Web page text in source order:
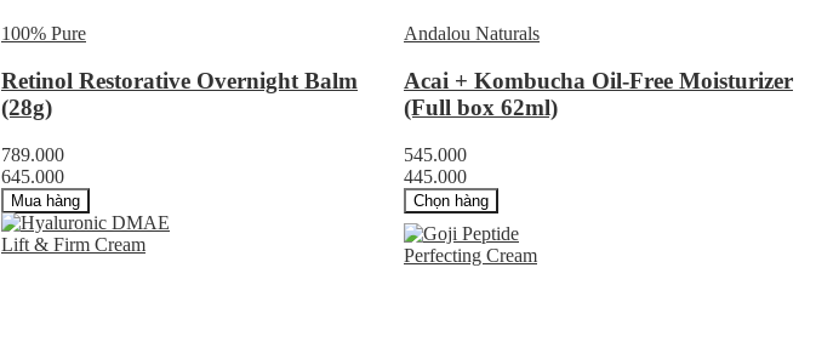
100% Pure
Retinol Restorative Overnight Balm
(28g)
789.000
645.000
Mua hàng
Andalou Naturals
Acai + Kombucha Oil-Free Moisturizer
(Full box 62ml)
545.000
445.000
Chọn hàng